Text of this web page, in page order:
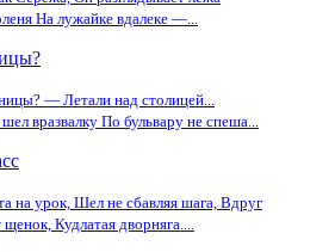
На лужайке вдалеке —...
— Летали над столицей...
вразвалку По бульвару не спеша...
на урок, Шел не сбавляя шага, Вдруг
Кудлатая дворняга....